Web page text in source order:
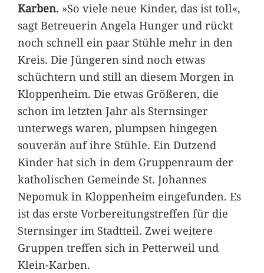
Karben. »So viele neue Kinder, das ist toll«,
sagt Betreuerin Angela Hunger und rückt
noch schnell ein paar Stühle mehr in den
Kreis. Die Jüngeren sind noch etwas
schüchtern und still an diesem Morgen in
Kloppenheim. Die etwas Größeren, die
schon im letzten Jahr als Sternsinger
unterwegs waren, plumpsen hingegen
souverän auf ihre Stühle. Ein Dutzend
Kinder hat sich in dem Gruppenraum der
katholischen Gemeinde St. Johannes
Nepomuk in Kloppenheim eingefunden. Es
ist das erste Vorbereitungstreffen für die
Sternsinger im Stadtteil. Zwei weitere
Gruppen treffen sich in Petterweil und
Klein-Karben.